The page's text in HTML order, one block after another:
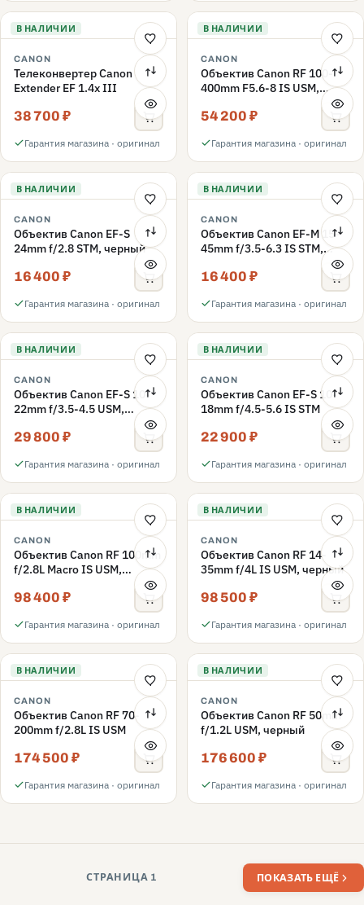
В НАЛИЧИИ
CANON
Телеконвертер Canon
Extender EF 1.4x III
38 700 ₽
Гарантия магазина · оригинал
В НАЛИЧИИ
CANON
Объектив Canon RF 100-
400mm F5.6-8 IS USM,
54 200 ₽
Гарантия магазина · оригинал
В НАЛИЧИИ
CANON
Объектив Canon EF-S
24mm f/2.8 STM, черный
16 400 ₽
Гарантия магазина · оригинал
В НАЛИЧИИ
CANON
Объектив Canon EF-M 15-
45mm f/3.5-6.3 IS STM,
16 400 ₽
Гарантия магазина · оригинал
В НАЛИЧИИ
CANON
Объектив Canon EF-S 10-
22mm f/3.5-4.5 USM,
29 800 ₽
Гарантия магазина · оригинал
В НАЛИЧИИ
CANON
Объектив Canon EF-S 10-
18mm f/4.5-5.6 IS STM
22 900 ₽
Гарантия магазина · оригинал
В НАЛИЧИИ
CANON
Объектив Canon RF 100mm
f/2.8L Macro IS USM,
98 400 ₽
Гарантия магазина · оригинал
В НАЛИЧИИ
CANON
Объектив Canon RF 14-
35mm f/4L IS USM, черный
98 500 ₽
Гарантия магазина · оригинал
В НАЛИЧИИ
CANON
Объектив Canon RF 70-
200mm f/2.8L IS USM
174 500 ₽
Гарантия магазина · оригинал
В НАЛИЧИИ
CANON
Объектив Canon RF 50mm
f/1.2L USM, черный
176 600 ₽
Гарантия магазина · оригинал
СТРАНИЦА 1 ПОКАЗАТЬ ЕЩЁ